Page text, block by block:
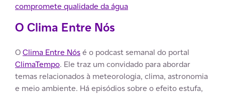
compromete qualidade da água
O Clima Entre Nós
OClima Entre Nósé o podcast semanal do portal
ClimaTempo. Ele traz um convidado para abordar
temas relacionados à meteorologia, clima, astronomia
e meio ambiente. Há episódios sobre o efeito estufa,